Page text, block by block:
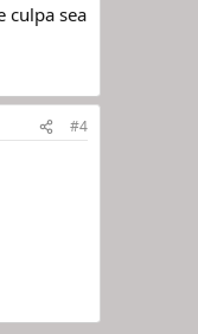
culpa sea
#4